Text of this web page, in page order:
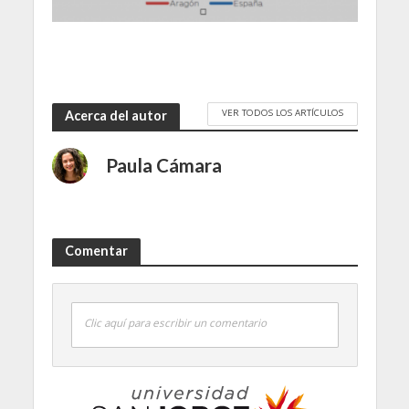
Acerca del autor VER TODOS LOS ARTÍCULOS
Paula Cámara
Comentar
Clic aquí para escribir un comentario